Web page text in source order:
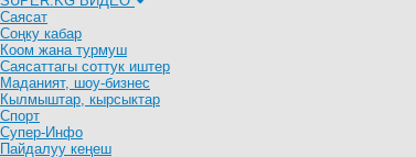
Саясат
Cоңку кабар
Коом жана турмуш
Саясаттагы соттук иштер
Маданият, шоу-бизнес
Кылмыштар, кырсыктар
Спорт
Супер-Инфо
Пайдалуу кеңеш